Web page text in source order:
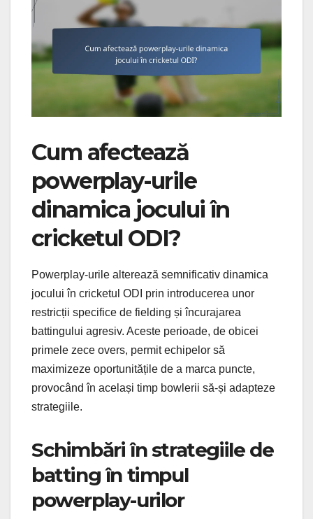
Cum afectează
powerplay-urile
dinamica jocului în
cricketul ODI?
Powerplay-urile alterează semnificativ dinamica
jocului în cricketul ODI prin introducerea unor
restricții specifice de fielding și încurajarea
battingului agresiv. Aceste perioade, de obicei
primele zece overs, permit echipelor să
maximizeze oportunitățile de a marca puncte,
provocând în același timp bowlerii să-și adapteze
strategiile.
Schimbări în strategiile de
batting în timpul
powerplay-urilor